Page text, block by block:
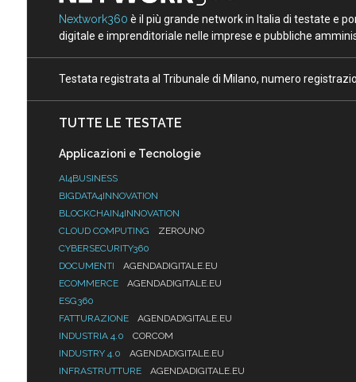
Nextwork360 è il più grande network in Italia di testate e
digitale e imprenditoriale nelle imprese e pubbliche
Testata registrata al Tribunale di Milano, numero
TUTTE LE TESTATE
Applicazioni e Tecnologie
AI4BUSINESS
BIGDATA4INNOVATION
BLOCKCHAIN4INNOVATION
CLOUD COMPUTING
ZEROUNO
CYBERSECURITY360
DOCUMENTI
AGENDADIGITALE.EU
ECOMMERCE
AGENDADIGITALE.EU
ESG360
FATTURAZIONE
AGENDADIGITALE.EU
INDUSTRIA 4.0
CORCOM
INDUSTRY 4.0
AGENDADIGITALE.EU
INFRASTRUTTURE
AGENDADIGITALE.EU